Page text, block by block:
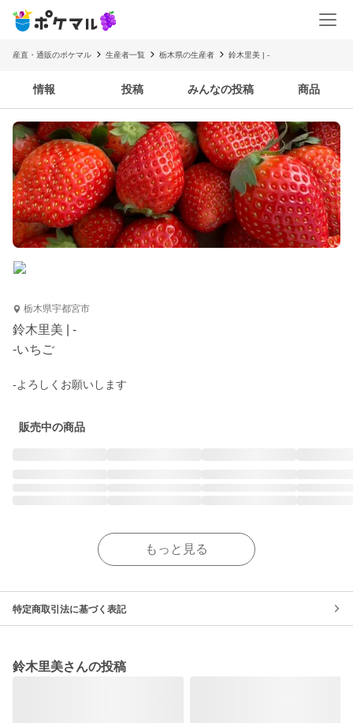
産直・通販のポケマル 生産者一覧 栃木県の生産者 鈴木里美 | -
情報 投稿 みんなの投稿 商品
栃木県宇都宮市
鈴木里美 | -
-いちご
-よろしくお願いします
販売中の商品
もっと見る
特定商取引法に基づく表記
鈴木里美さんの投稿